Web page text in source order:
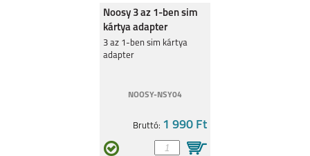
Noosy 3 az 1-ben sim
kártya adapter
3 az 1-ben sim kártya
adapter
NOOSY-NSY04
Bruttó: 1 990 Ft